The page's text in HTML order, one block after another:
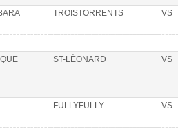
TROISTORRENTS VS
ST-LÉONARD VS
FULLYFULLY VS